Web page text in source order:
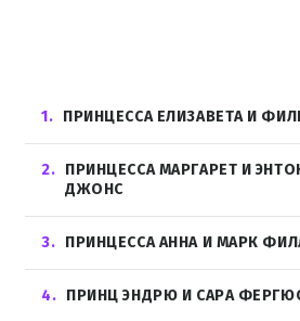
1 ПРИНЦЕССА ЕЛИЗАВЕТА И
2
ПРИНЦЕССА МАРГАРЕТ И
ДЖОНС
3 ПРИНЦЕССА АННА И МАРК
4 ПРИНЦ ЭНДРЮ И САРА